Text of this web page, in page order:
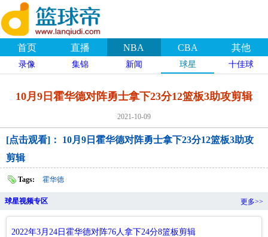
首页 直播 NBA CBA 其他
录像 集锦 新闻 球星 十佳球
10月9日霍华德对阵勇士拿下23分12篮板3助攻剪辑
2021-10-09
[点击观看]： 10月9日霍华德对阵勇士拿下23分12篮板3助攻
剪辑
Tags: 霍华德
球星视频专区 更多>>
2022年3月24日霍华德对阵76人拿下24分8篮板剪辑